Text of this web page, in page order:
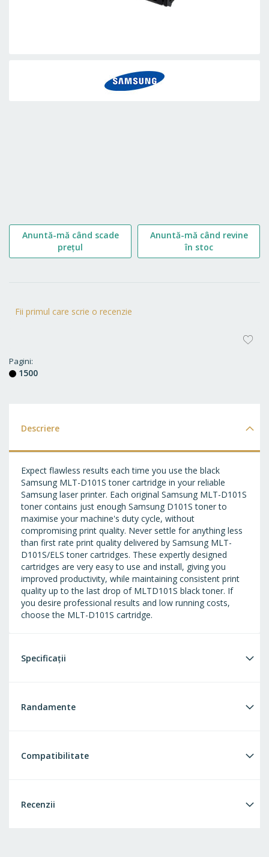
Fii primul care scrie o recenzie
Pagini
1500
Anuntă-mă când scade
prețul
Anuntă-mă când revine
în stoc
Descriere
Expect flawless results each time you use the black
Samsung MLT-D101S toner cartridge in your reliable
Samsung laser printer. Each original Samsung MLT-D101S
toner contains just enough Samsung D101S toner to
maximise your machine's duty cycle, without
compromising print quality. Never settle for anything less
than first rate print quality delivered by Samsung MLT-
D101S/ELS toner cartridges. These expertly designed
cartridges are very easy to use and install, giving you
improved productivity, while maintaining consistent print
quality up to the last drop of MLTD101S black toner. If
you desire professional results and low running costs,
choose the MLT-D101S cartridge.
Specificații
Randamente
Compatibilitate
Recenzii